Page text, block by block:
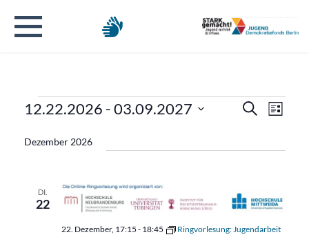
Veranstaltungen Suche
Liste
12.22.2026 - 03.09.2027
wählen.
Dezember 2026
DI.
22
22. Dezember, 17:15 - 18:45
Ringvorlesung: Jugendarbeit